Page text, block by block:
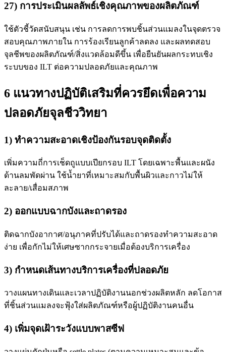
27) การประเมินผลลัพธ์เชิงคุณภาพของผลิตภัณฑ์
ใช้ตัวชี้วัดสนับสนุน เช่น การลดการพบชิ้นส่วนแมลงในจุดตรวจ
สอบคุณภาพภายใน การร้องเรียนลูกค้าลดลง และผลทดสอบ
จุลชีพของผลิตภัณฑ์/สิ่งแวดล้อมดีขึ้น เพื่อยืนยันผลกระทบเชิง
ระบบของ ILT ต่อความปลอดภัยและคุณภาพ
6 แนวทางปฏิบัติเสริมที่ควรยึดเพื่อความ
ปลอดภัยจุลชีววิทยา
1) ทำความสะอาดเชิงป้องกันรอบจุดติดตั้ง
เพิ่มความถี่การเช็ดถูแบบเปียกรอบ ILT โดยเฉพาะพื้นและผนัง
ด้านลมพัดผ่าน ใช้น้ำยาที่เหมาะสมกับพื้นผิวและกาวไม่ให้
ละลาย/เสื่อมสภาพ
2) ออกแบบฉากบังและถาดรอง
ติดฉากบังอากาศ/อนุภาคที่ปรับได้และถาดรองทำความสะอาด
ง่าย เพื่อกักไม่ให้เศษซากกระจายเมื่อต้องบริการเครื่อง
3) กำหนดเส้นทางบริการเครื่องที่ปลอดภัย
วางแผนทางเดินและเวลาปฏิบัติงานนอกช่วงผลิตหลัก ลดโอกาส
ที่ชิ้นส่วนแมลงจะฟุ้งใส่ผลิตภัณฑ์หรือผู้ปฏิบัติงานคนอื่น
4) เพิ่มจุดเฝ้าระวังแบบพาสซีฟ